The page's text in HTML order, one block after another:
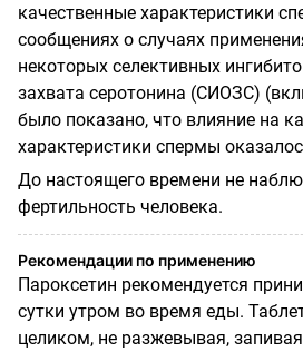
качественные характеристики
сообщениях о случаях
некоторых селективных
захвата серотонина (СИОЗС)
было показано, что влияние на
характеристики спермы
До настоящего времени не
фертильность человека.
Рекомендации по применению
Пароксетин рекомендуется
сутки утром во время еды.
целиком, не разжевывая,